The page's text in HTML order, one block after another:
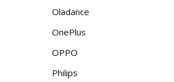
Oladance
OnePlus
OPPO
Philips